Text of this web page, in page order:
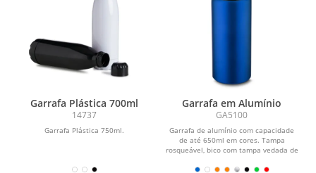
Garrafa Plástica 700ml
14737
Garrafa Plástica 750ml.
Garrafa em Alumínio
GA5100
Garrafa de alumínio com capacidade
de até 650ml em cores. Tampa
rosqueável, bico com tampa vedada de